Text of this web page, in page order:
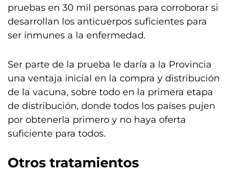
pruebas en 30 mil personas para corroborar si
desarrollan los anticuerpos suficientes para
ser inmunes a la enfermedad.
Ser parte de la prueba le daría a la Provincia
una ventaja inicial en la compra y distribución
de la vacuna, sobre todo en la primera etapa
de distribución, donde todos los países pujen
por obtenerla primero y no haya oferta
suficiente para todos.
Otros tratamientos